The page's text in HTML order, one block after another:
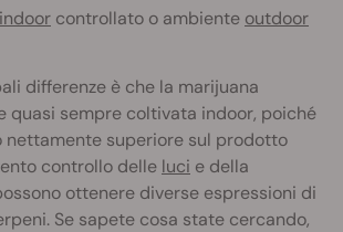
indoor controllato o ambiente outdoor
differenze è che la marijuana
quasi sempre coltivata indoor, poiché
nettamente superiore sul prodotto
controllo delle luci e della
ottenere diverse espressioni di
Se sapete cosa state cercando,